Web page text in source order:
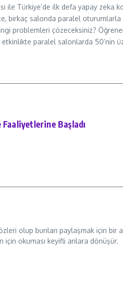
ile Türkiye’de ilk defa yapay
birkaç salonda paralel oturumlarla
problemleri çözeceksiniz?
paralel salonlarda 50’nin
Başladı
olup bunları paylaşmak için bir
için okuması keyifli anlara dönüşür.